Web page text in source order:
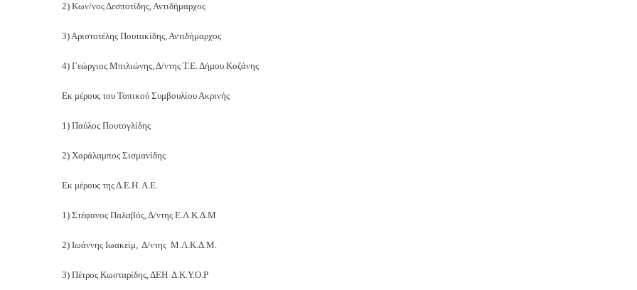
2) Κων/νος Δεσποτίδης, Αντιδήμαρχος
3) Αριστοτέλης Πουτακίδης, Αντιδήμαρχος
4) Γεώργιος Μπιλιώνης, Δ/ντης Τ.Ε. Δήμου Κοζάνης
Εκ μέρους του Τοπικού Συμβουλίου Ακρινής
1) Παύλος Πουτογλίδης
2) Χαράλαμπος Σισμανίδης
Εκ μέρους της Δ.Ε.Η. Α.Ε.
1) Στέφανος Παλαβός, Δ/ντης Ε.Λ.Κ.Δ.Μ
2) Ιωάννης Ιωακείμ, Δ/ντης Μ.Λ.Κ.Δ.Μ.
3) Πέτρος Κωσταρίδης, ΔΕΗ Δ.Κ.Υ.Ο.Ρ